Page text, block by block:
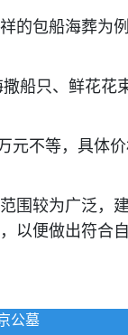
包船海葬为
只、鲜花花
不等，具体价
围较为广泛，
以便做出符合
公墓